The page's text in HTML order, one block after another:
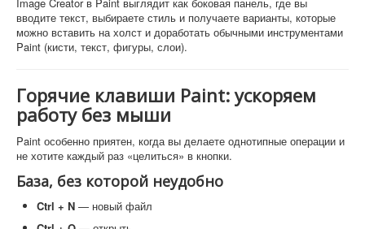
вводите текст, выбираете стиль и получаете варианты, которые
можно вставить на холст и доработать обычными инструментами
Paint (кисти, текст, фигуры, слои).
Горячие клавиши Paint: ускоряем
работу без мыши
Paint особенно приятен, когда вы делаете однотипные операции и
не хотите каждый раз «целиться» в кнопки.
База, без которой неудобно
Ctrl + N — новый файл